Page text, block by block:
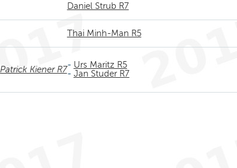
Daniel Strub R7
Thai Minh-Man R5
Patrick Kiener R7- Urs Maritz R5
- Jan Studer R7